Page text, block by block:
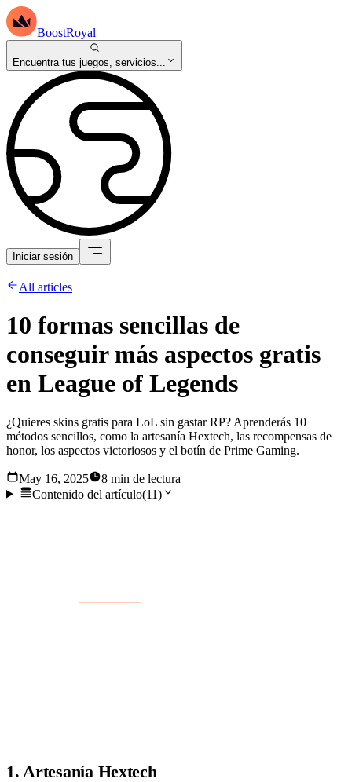
BoostRoyal
Encuentra tus juegos, servicios...
Iniciar sesión
All articles
10 formas sencillas de
conseguir más aspectos gratis
en League of Legends
¿Quieres skins gratis para LoL sin gastar RP? Aprenderás 10
métodos sencillos, como la artesanía Hextech, las recompensas de
honor, los aspectos victoriosos y el botín de Prime Gaming.
May 16, 2025
8 min de lectura
Contenido del artículo(11)
1. Artesanía Hextech